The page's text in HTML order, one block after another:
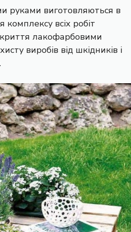
руками виготовляються в
комплексу всіх робіт
лакофарбовими
виробів від шкідників і